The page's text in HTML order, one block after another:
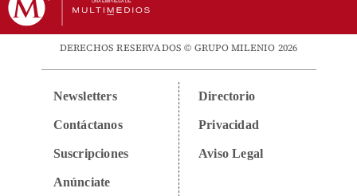
DERECHOS RESERVADOS © GRUPO MILENIO 2026
Newsletters
Contáctanos
Suscripciones
Anúnciate
Directorio
Privacidad
Aviso Legal